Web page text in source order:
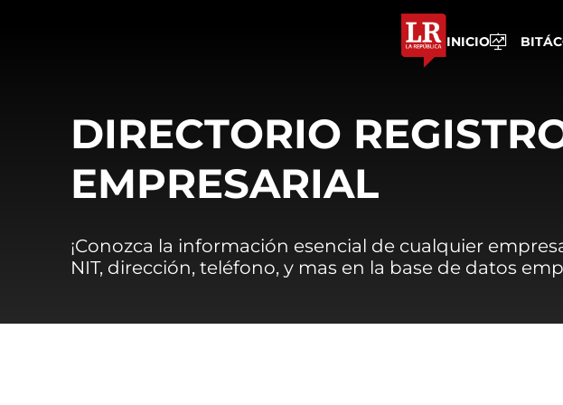
INICIO
DIRECTORIO
EMPRESARIAL
¡Conozca la información esencial de cualquier
NIT, dirección, teléfono, y mas en la base de datos